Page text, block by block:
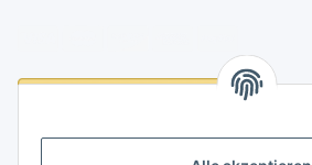
Logistikpartner